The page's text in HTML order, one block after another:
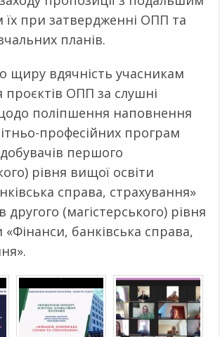
їх при затвердженні ОПП та
планів.
щиру вдячність учасникам
проєктів ОПП за слушні
поліпшення наповнення
професійних програм
першого
рівня вищої освіти
справа, страхування»
другого (магістерського) рівня
«Фінанси, банківська справа,